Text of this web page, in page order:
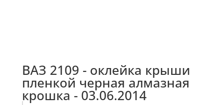
ВАЗ 2109 - оклейка крыши
пленкой черная алмазная
крошка - 03.06.2014